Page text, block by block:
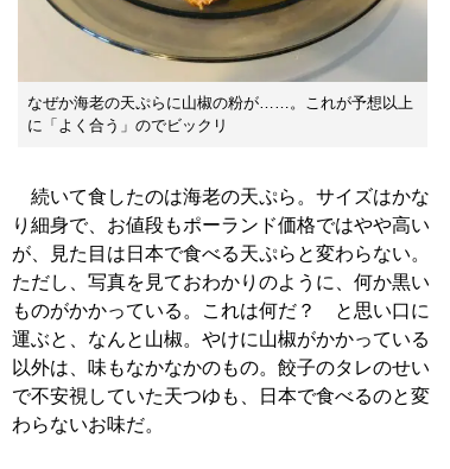
なぜか海老の天ぷらに山椒の粉が……。これが予想以上
に「よく合う」のでビックリ
続いて食したのは海老の天ぷら。サイズはかな
り細身で、お値段もポーランド価格ではやや高い
が、見た目は日本で食べる天ぷらと変わらない。
ただし、写真を見ておわかりのように、何か黒い
ものがかかっている。これは何だ？ と思い口に
運ぶと、なんと山椒。やけに山椒がかかっている
以外は、味もなかなかのもの。餃子のタレのせい
で不安視していた天つゆも、日本で食べるのと変
わらないお味だ。